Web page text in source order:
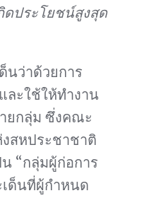
ดประโยชน์สูงสุด
นว่าด้วยการ
ละใช้ให้ทำงาน
ยกลุ่ม ซึ่งคณะ
สหประชาชาติ
“กลุ่มผู้ก่อการ
เด็นที่ผู้กำหนด